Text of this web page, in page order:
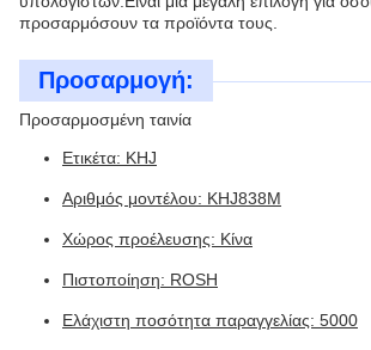
προσαρμόσουν τα προϊόντα τους.
Προσαρμογή:
Προσαρμοσμένη ταινία
Ετικέτα: KHJ
Αριθμός μοντέλου: KHJ838M
Χώρος προέλευσης: Κίνα
Πιστοποίηση: ROSH
Ελάχιστη ποσότητα παραγγελίας: 5000